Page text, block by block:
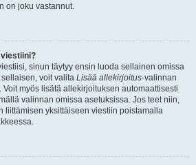
on joku vastannut.
sinun täytyy ensin luoda sellainen omissa
voit valita Lisää allekirjoitus-valinnan
myös lisätä allekirjoituksen automaattisesti
valinnan omissa asetuksissa. Jos teet niin,
liittämisen yksittäiseen viestiin poistamalla